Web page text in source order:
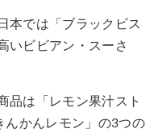
本では「ブラックビス
いビビアン・スーさ
品は「レモン果汁スト
んかんレモン」の3つの